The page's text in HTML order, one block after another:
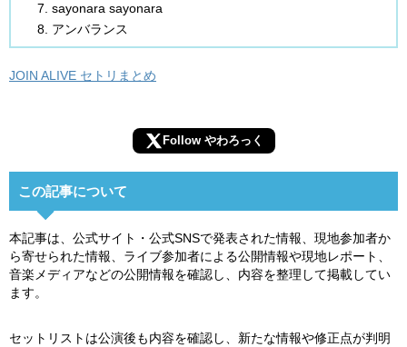
sayonara sayonara
アンバランス
JOIN ALIVE セトリまとめ
Follow やわろっく
この記事について
本記事は、公式サイト・公式SNSで発表された情報、現地参加者か
ら寄せられた情報、ライブ参加者による公開情報や現地レポート、
音楽メディアなどの公開情報を確認し、内容を整理して掲載してい
ます。
セットリストは公演後も内容を確認し、新たな情報や修正点が判明